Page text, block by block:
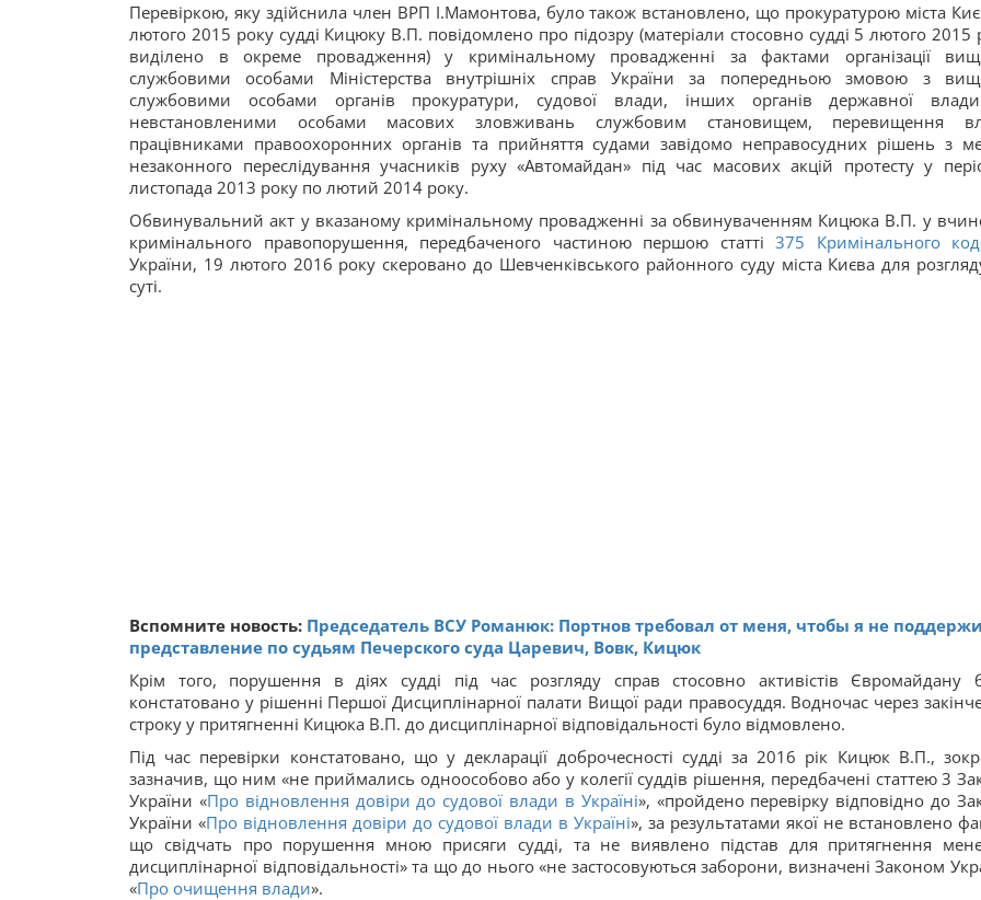
Перевіркою, яку здійснила член ВРП І.Мамонтова, було також встановлено, що прокуратурою міста
лютого 2015 року судді Кицюку В.П. повідомлено про підозру (матеріали стосовно судді 5 лютого 2015
виділено в окреме провадження) у кримінальному провадженні за фактами організації
службовими особами Міністерства внутрішніх справ України за попередньою змовою з
службовими особами органів прокуратури, судової влади, інших органів державної
невстановленими особами масових зловживань службовим становищем, перевищення
працівниками правоохоронних органів та прийняття судами завідомо неправосудних рішень з
незаконного переслідування учасників руху «Автомайдан» під час масових акцій протесту у
листопада 2013 року по лютий 2014 року.
Обвинувальний акт у вказаному кримінальному провадженні за обвинуваченням Кицюка В.П. у
кримінального правопорушення, передбаченого частиною першою статті 375 Кримінального
України, 19 лютого 2016 року скеровано до Шевченківського районного суду міста Києва для
суті.
Вспомните новость: Председатель ВСУ Романюк: Портнов требовал от меня, чтобы я не
представление по судьям Печерского суда Царевич, Вовк, Кицюк
Крім того, порушення в діях судді під час розгляду справ стосовно активістів Євромайдану
констатовано у рішенні Першої Дисциплінарної палати Вищої ради правосуддя. Водночас через
строку у притягненні Кицюка В.П. до дисциплінарної відповідальності було відмовлено.
Під час перевірки констатовано, що у декларації доброчесності судді за 2016 рік Кицюк В.П.,
зазначив, що ним «не приймались одноособово або у колегії суддів рішення, передбачені статтею 3
України «Про відновлення довіри до судової влади в Україні», «пройдено перевірку відповідно до
України «Про відновлення довіри до судової влади в Україні», за результатами якої не встановлено
що свідчать про порушення мною присяги судді, та не виявлено підстав для притягнення
дисциплінарної відповідальності» та що до нього «не застосовуються заборони, визначені Законом
«Про очищення влади».